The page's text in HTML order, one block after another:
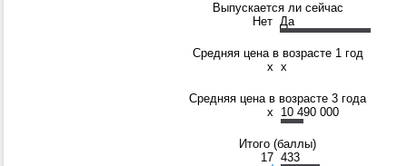
Выпускается ли сейчас
Нет Да
Средняя цена в возрасте 1 год
x x
Средняя цена в возрасте 3 года
x 10 490 000
Итого (баллы)
17 433